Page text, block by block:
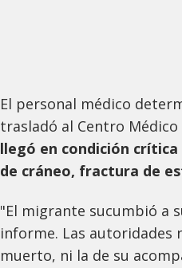
El personal médico
trasladó al Centro Médico
llegó en condición
de cráneo, fractura de
"El migrante sucumbió a
informe. Las autoridades
muerto, ni la de su